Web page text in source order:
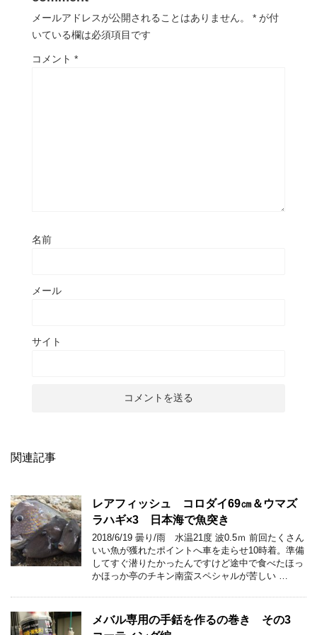
メールアドレスが公開されることはありません。 * が付
いている欄は必須項目です
コメント *
名前
メール
サイト
関連記事
レアフィッシュ コロダイ69㎝＆ウマズ
ラハギ×3 日本海で魚突き
2018/6/19 曇り/雨 水温21度 波0.5ｍ 前回たくさん
いい魚が獲れたポイントへ車を走らせ10時着。準備
してすぐ潜りたかったんですけど途中で食べたほっ
かほっか亭のチキン南蛮スペシャルが苦しい …
メバル専用の手銛を作るの巻き その3